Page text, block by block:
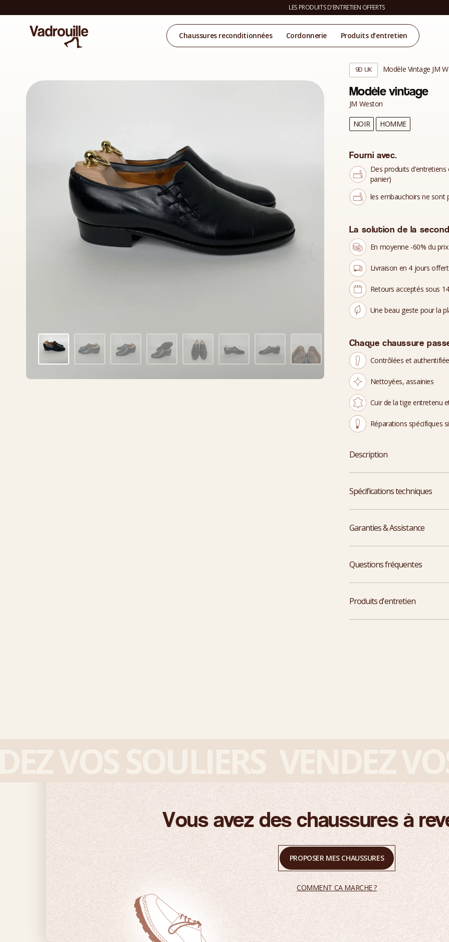
LES PRODUITS D'ENTRETIEN OFFERTS
Chaussures reconditionnées Cordonnerie Produits d’entretien
9D UK Modèle Vintage JM
Modèle vintage
JM Weston
NOIR HOMME
Fourni avec.
Des produits
panier)
les embauchoirs ne sont
La solution de la
En moyenne -60% du
Livraison en 4 jours
Retours acceptés sous
Une beau geste pour la
Chaque chaussure
Contrôlées et
Nettoyées, assainies
Cuir de la tige entretenu
Réparations spécifiques
Description
Spécifications techniques
Garanties & Assistance
Questions fréquentes
Produits d'entretien
Vous avez des chaussures à
PROPOSER MES CHAUSSURES
COMMENT CA MARCHE ?